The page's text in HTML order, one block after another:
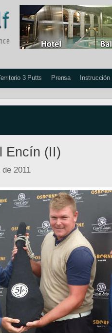
3 Putts Prensa Instrucción
Encín (II)
2011